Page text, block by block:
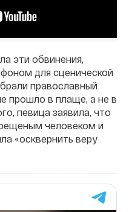
эти обвинения,
для сценической
православный
прошло в плаще, а не в
певица заявила, что
человеком и
«осквернить веру